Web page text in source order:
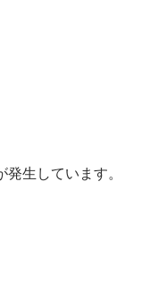
生しています。